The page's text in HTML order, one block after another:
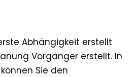
Abhängigkeit erstellt
Vorgänger erstellt. In
Sie den